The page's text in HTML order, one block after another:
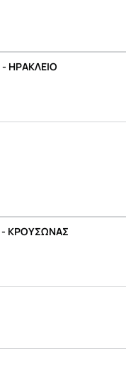
- ΗΡΑΚΛΕΙΟ
- ΚΡΟΥΣΩΝΑΣ